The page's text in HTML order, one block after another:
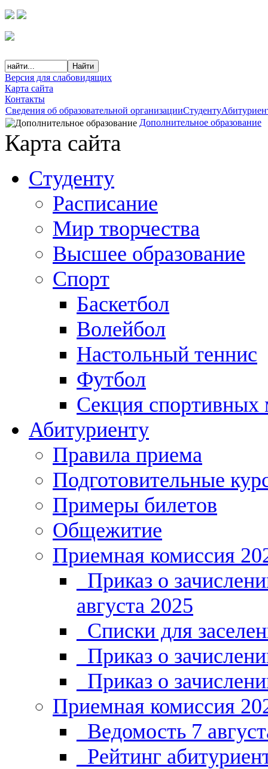
Версия для слабовидящих
Карта сайта
Контакты
Сведения об образовательной организацииСтуденту
Дополнительное образование
Карта сайта
Студенту
Расписание
Мир творчества
Высшее образование
Спорт
Баскетбол
Волейбол
Настольный теннис
Футбол
Секция спортивных
Абитуриенту
Правила приема
Подготовительные
Примеры билетов
Общежитие
Приемная комиссия
_Приказ о
августа 2025
_Списки для
_Приказ о
_Приказ о
Приемная комиссия
_Ведомость 7
_Рейтинг